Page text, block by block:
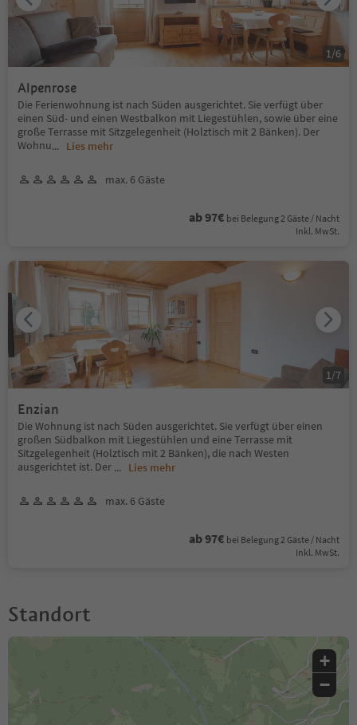
Alpenrose
Die Ferienwohnung ist nach Süden ausgerichtet. Sie verfügt über
einen Süd- und einen Westbalkon mit Liegestühlen, sowie über eine
große Terrasse mit Sitzgelegenheit (Holztisch mit 2 Bänken). Der
Wohnu... Lies mehr
max. 6 Gäste
ab 97€ bei Belegung 2 Gäste / Nacht
Inkl. MwSt.
1 /6
Enzian
Die Wohnung ist nach Süden ausgerichtet. Sie verfügt über einen
großen Südbalkon mit Liegestühlen und eine Terrasse mit
Sitzgelegenheit (Holztisch mit 2 Bänken), die nach Westen
ausgerichtet ist. Der ... Lies mehr
max. 6 Gäste
ab 97€ bei Belegung 2 Gäste / Nacht
Inkl. MwSt.
1 /7
Standort
+
−